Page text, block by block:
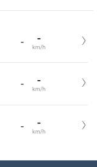
- -
km/h
- -
km/h
- -
km/h